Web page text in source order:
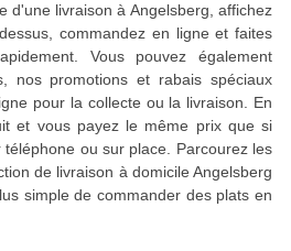
d'une livraison à Angelsberg, affichez
commandez en ligne et faites
Vous pouvez également
nos promotions et rabais spéciaux
pour la collecte ou la livraison. En
et vous payez le même prix que si
ou sur place. Parcourez les
de livraison à domicile Angelsberg
simple de commander des plats en